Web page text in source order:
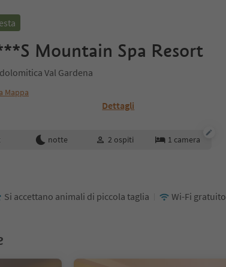
Mountain Spa Resort
Val Gardena
Mappa
Dettagli
notte 2 ospiti 1 camera
Si accettano animali di piccola taglia Wi-Fi gratuito